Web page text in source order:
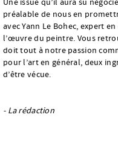
Une issue qu’il aura su
préalable de nous en
avec Yann Le Bohec, expert
l’œuvre du peintre. Vous
doit tout à notre passion
pour l’art en général, deux
d’être vécue.
- La rédaction